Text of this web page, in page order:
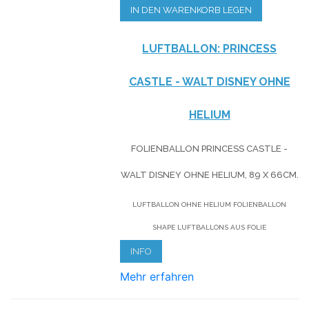
IN DEN WARENKORB LEGEN
LUFTBALLON: PRINCESS
CASTLE - WALT DISNEY OHNE
HELIUM
FOLIENBALLON PRINCESS CASTLE -
WALT DISNEY OHNE HELIUM, 89 X 66CM.
LUFTBALLON OHNE HELIUM FOLIENBALLON
SHAPE LUFTBALLONS AUS FOLIE
INFO
Mehr erfahren